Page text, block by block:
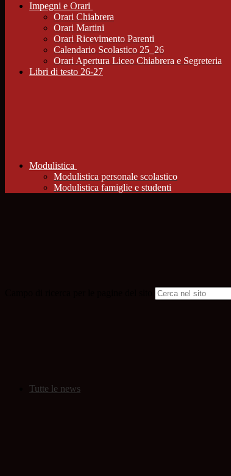
Impegni e Orari
Orari Chiabrera
Orari Martini
Orari Ricevimento Parenti
Calendario Scolastico 25_26
Orari Apertura Liceo Chiabrera e Segreteria
Libri di testo 26-27
Modulistica
Modulistica personale scolastico
Modulistica famiglie e studenti
Tutte le news